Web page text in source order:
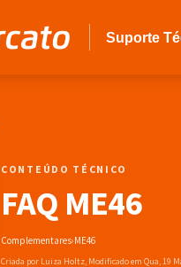
Suporte
CONTEÚDO TÉCNICO
FAQ ME46
Complementares›ME46
Criada por Luiza Holtz, Modificado em Qua, 19